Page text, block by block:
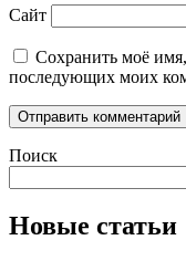
Сайт
Сохранить моё имя,
последующих моих
Поиск
Новые статьи